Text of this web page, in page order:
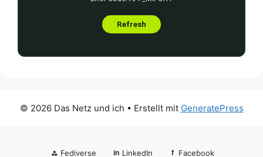
© 2026 Das Netz und ich • Erstellt mit GeneratePress
⁂ Fediverse in LinkedIn f Facebook